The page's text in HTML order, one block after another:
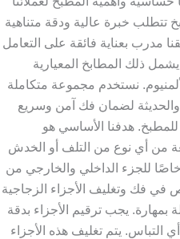
تتطلب خبرة عالية ودقة متناهية
مدرب بعناية فائقة على التعامل
ذلك المطابخ المعيارية
نستخدم مجموعة متكاملة
لضمان فك آمن وسريع
هدفنا الأساسي هو
من أي نوع من التلف أو الخدش
للجزء الداخلي والخارجي من
في فك وتغليف الأجزاء الزجاجية
بمهارة. يجب ترقيم الأجزاء بدقة
التباس. يتم تغليف هذه الأجزاء